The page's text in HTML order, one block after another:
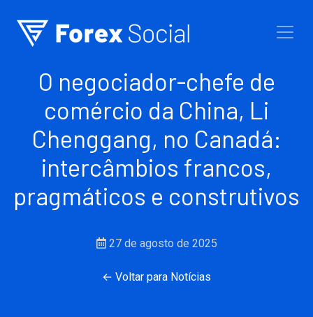
O negociador-chefe de
comércio da China, Li
Chenggang, no Canadá:
intercâmbios francos,
pragmáticos e construtivos
27 de agosto de 2025
← Voltar para Notícias